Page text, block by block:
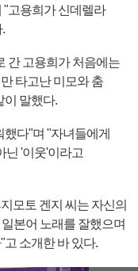
"고용희가 신데렐라
간 고용희가 처음에는
타고난 미모와 춤
이 말했다.
다"며 "자녀들에게
닌 '이웃'이라고
모토 겐지 씨는 자신의
본어 노래를 잘했으며
소개한 바 있다.